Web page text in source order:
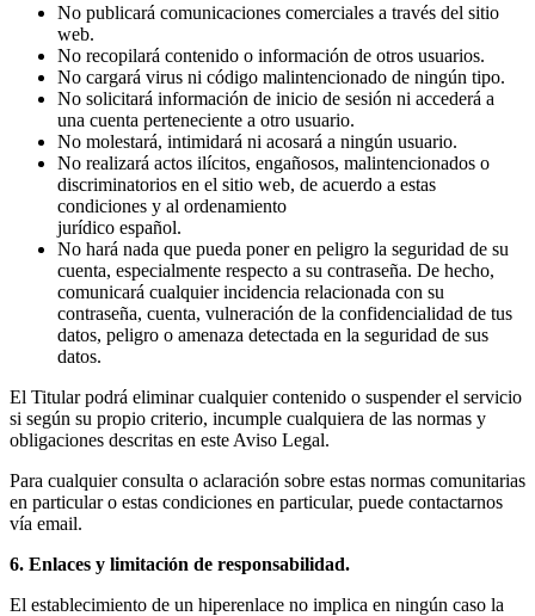
No publicará comunicaciones comerciales a través del sitio
web.
No recopilará contenido o información de otros usuarios.
No cargará virus ni código malintencionado de ningún tipo.
No solicitará información de inicio de sesión ni accederá a
una cuenta perteneciente a otro usuario.
No molestará, intimidará ni acosará a ningún usuario.
No realizará actos ilícitos, engañosos, malintencionados o
discriminatorios en el sitio web, de acuerdo a estas
condiciones y al ordenamiento
jurídico español.
No hará nada que pueda poner en peligro la seguridad de su
cuenta, especialmente respecto a su contraseña. De hecho,
comunicará cualquier incidencia relacionada con su
contraseña, cuenta, vulneración de la confidencialidad de tus
datos, peligro o amenaza detectada en la seguridad de sus
datos.
El Titular podrá eliminar cualquier contenido o suspender el servicio
si según su propio criterio, incumple cualquiera de las normas y
obligaciones descritas en este Aviso Legal.
Para cualquier consulta o aclaración sobre estas normas comunitarias
en particular o estas condiciones en particular, puede contactarnos
vía email.
6. Enlaces y limitación de responsabilidad.
El establecimiento de un hiperenlace no implica en ningún caso la